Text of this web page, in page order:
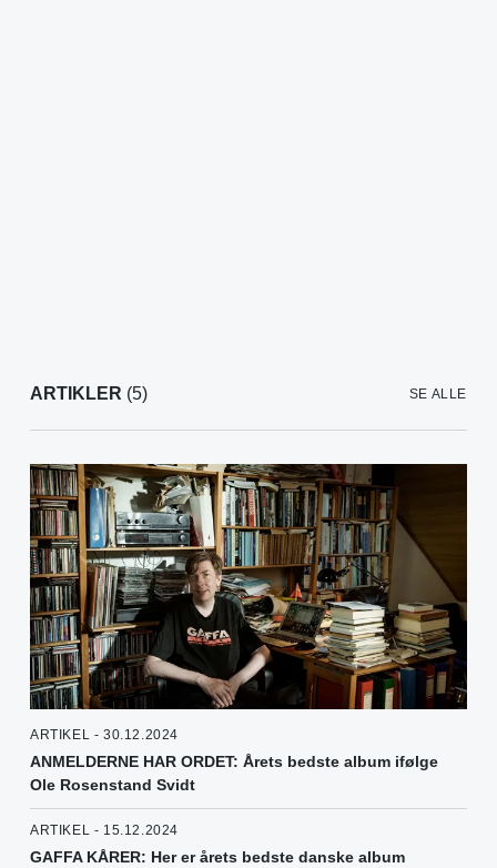
ARTIKLER (5) SE ALLE
ARTIKEL - 30.12.2024
ANMELDERNE HAR ORDET: Årets bedste album ifølge
Ole Rosenstand Svidt
ARTIKEL - 15.12.2024
GAFFA KÅRER: Her er årets bedste danske album